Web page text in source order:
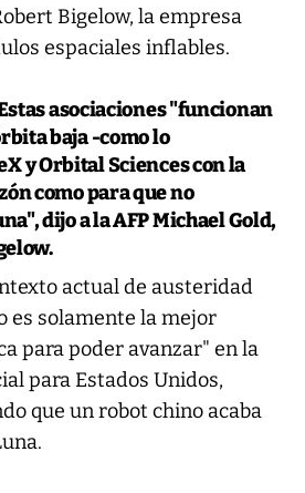
Bigelow, la empresa
espaciales inflables.
asociaciones "funcionan
baja -como lo
y Orbital Sciences con la
como para que no
dijo a la AFP Michael Gold,
actual de austeridad
es solamente la mejor
para poder avanzar" en la
para Estados Unidos,
que un robot chino acaba